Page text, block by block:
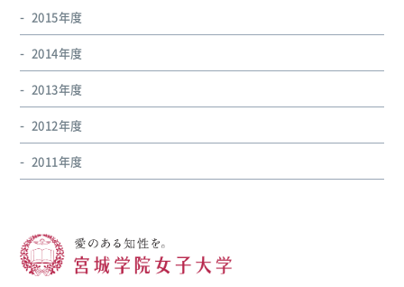
2015年度
2014年度
2013年度
2012年度
2011年度